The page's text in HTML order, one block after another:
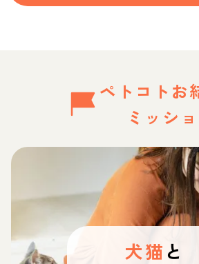
ペトコトお
ミッシ
犬猫 と